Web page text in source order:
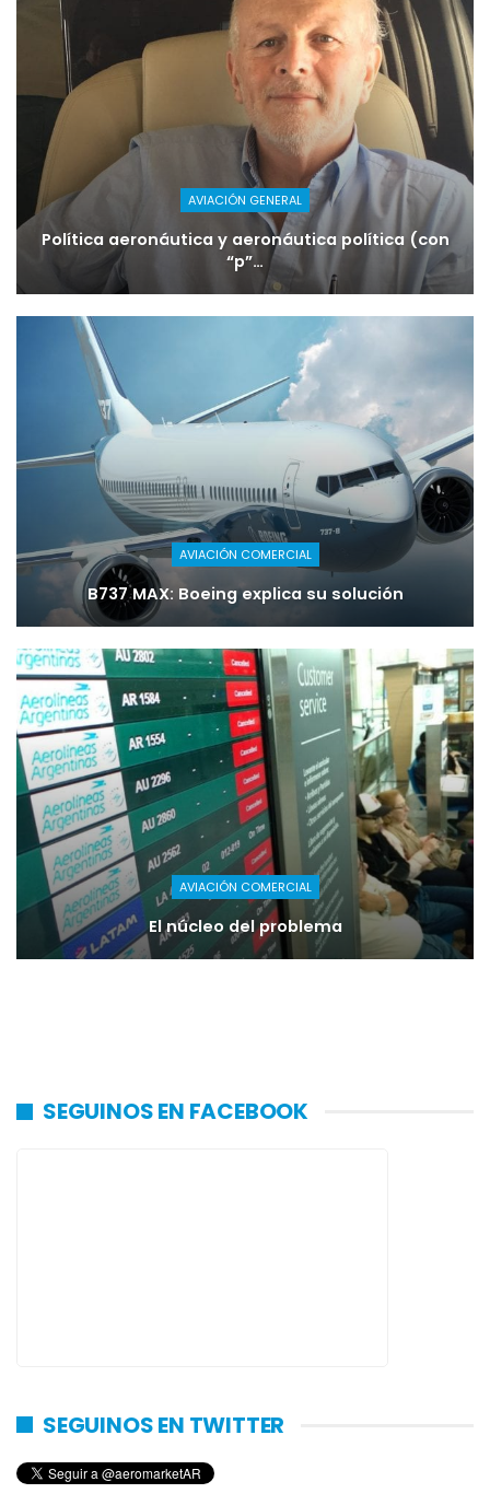
AVIACIÓN GENERAL
Política aeronáutica y aeronáutica política (con
“p”…
AVIACIÓN COMERCIAL
B737 MAX: Boeing explica su solución
AVIACIÓN COMERCIAL
El núcleo del problema
SEGUINOS EN FACEBOOK
SEGUINOS EN TWITTER